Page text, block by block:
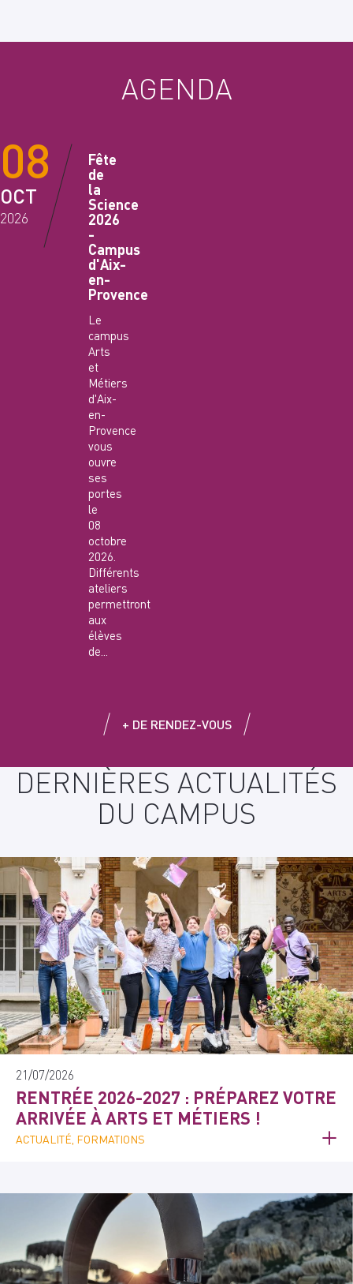
AGENDA
Fête
de
la
Science
2026
-
Campus
d'Aix-
en-
Provence
08
OCT
2026
Le
campus
Arts
et
Métiers
d'Aix-
en-
Provence
vous
ouvre
ses
portes
le
08
octobre
2026.
Différents
ateliers
permettront
aux
élèves
de...
+ DE RENDEZ-VOUS
DERNIÈRES ACTUALITÉS
DU CAMPUS
21/07/2026
RENTRÉE 2026-2027 : PRÉPAREZ VOTRE
ARRIVÉE À ARTS ET MÉTIERS !
ACTUALITÉ, FORMATIONS